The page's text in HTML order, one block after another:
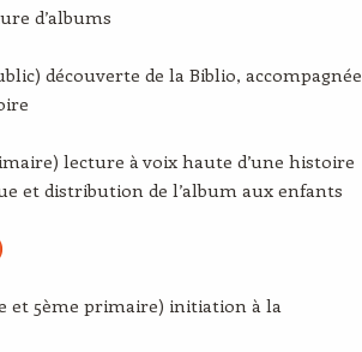
d’albums
découverte de la Biblio, accompagnée
lecture à voix haute d’une histoire
et distribution de l’album aux enfants
et 5ème primaire) initiation à la